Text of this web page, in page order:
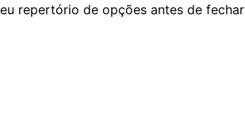
repertório de opções antes de fechar